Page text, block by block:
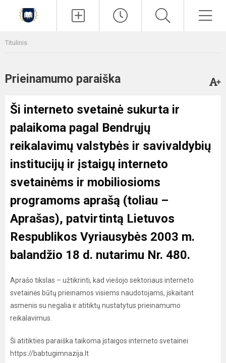
Titulinis
Prieinamumo paraiška
Ši interneto svetainė sukurta ir
palaikoma pagal Bendrųjų
reikalavimų valstybės ir savivaldybių
institucijų ir įstaigų interneto
svetainėms ir mobiliosioms
programoms aprašą (toliau –
Aprašas), patvirtintą Lietuvos
Respublikos Vyriausybės 2003 m.
balandžio 18 d. nutarimu Nr. 480.
Aprašo tikslas – užtikrinti, kad viešojo sektoriaus interneto
svetainės būtų prieinamos visiems naudotojams, įskaitant
asmenis su negalia ir atitiktų nustatytus prieinamumo
reikalavimus.
Ši atitikties paraiška taikoma įstaigos interneto svetainei
https://babtugimnazija.lt